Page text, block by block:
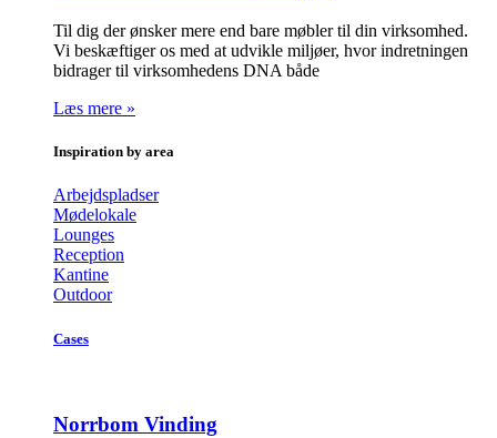
Til dig der ønsker mere end bare møbler til din virksomhed.
Vi beskæftiger os med at udvikle miljøer, hvor indretningen
bidrager til virksomhedens DNA både
Læs mere »
Inspiration by area
Arbejdspladser
Mødelokale
Lounges
Reception
Kantine
Outdoor
Cases
Norrbom Vinding